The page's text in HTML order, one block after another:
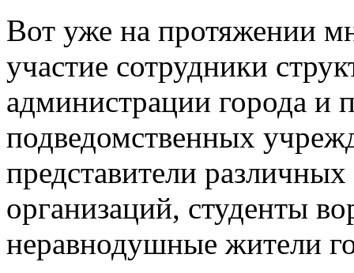
Вот уже на протяжении
участие сотрудники
администрации города и
подведомственных
представители
организаций, студенты
неравнодушные жители